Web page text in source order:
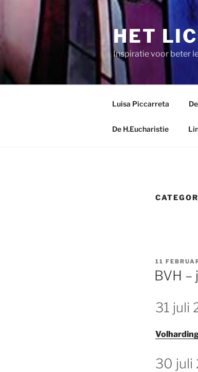
inhoud
HET
Inspiratie voor beter
Luisa Piccarreta
De H.Eucharistie
OP
11
BVH –
OP
31 juli
OP
30 juli